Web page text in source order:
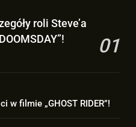
Rogersa w
DOOMSDAY”!
RIDER”!
roli Steve’a
01
w filmie „GHOST RIDER”!
– „SPIDER-MAN:
NEW DAY”
Rogersa w